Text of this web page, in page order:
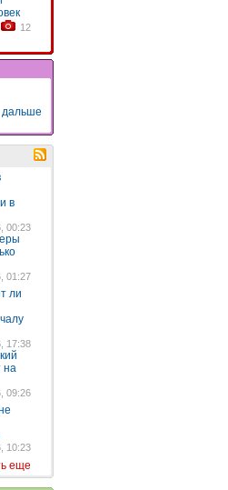
12
дальше
в
00:23
01:27
ли
17:38
на
09:26
10:23
еще